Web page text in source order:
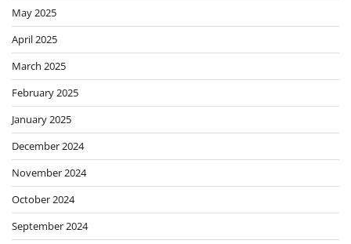
May 2025
April 2025
March 2025
February 2025
January 2025
December 2024
November 2024
October 2024
September 2024